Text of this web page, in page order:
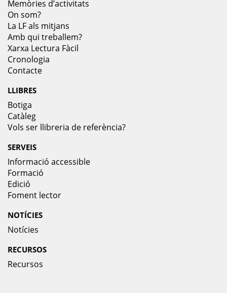
Memòries d’activitats
On som?
La LF als mitjans
Amb qui treballem?
Xarxa Lectura Fàcil
Cronologia
Contacte
LLIBRES
Botiga
Catàleg
Vols ser llibreria de referència?
SERVEIS
Informació accessible
Formació
Edició
Foment lector
NOTÍCIES
Notícies
RECURSOS
Recursos